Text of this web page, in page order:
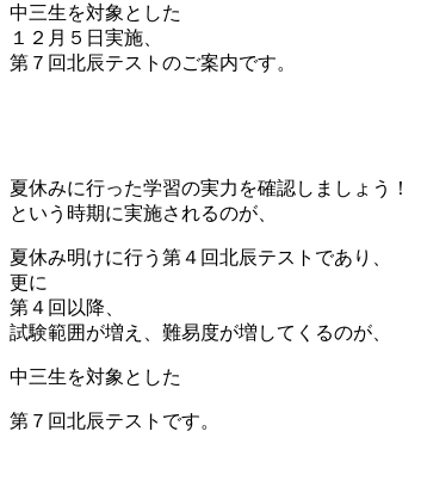
中三生を対象とした
１２ 月５日実施、
第７回北辰テストのご案内です。
夏休みに行った学習の実力を確認しましょう！
という時期に実施されるのが、
夏休み明けに行う第４回北辰テストであり、
更に
第４回以降、
試験範囲が増え、難易度が増してくるのが、
中三生を対象とした
第７回北辰テストです。